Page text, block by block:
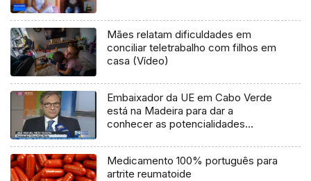
Mães relatam dificuldades em
conciliar teletrabalho com filhos em
casa (Vídeo)
Embaixador da UE em Cabo Verde
está na Madeira para dar a
conhecer as potencialidades
Medicamento 100% português para
artrite reumatoide